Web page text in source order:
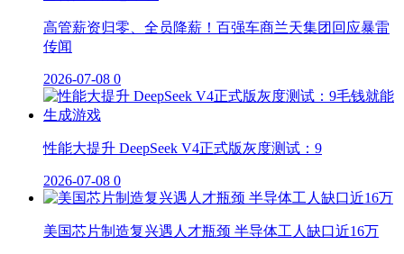
高管薪资归零、全员降薪！百强车商兰天集团回应暴雷
传闻
2026-07-08 0
性能大提升 DeepSeek V4正式版灰度测试：9
2026-07-08 0
美国芯片制造复兴遇人才瓶颈 半导体工人缺口近16万